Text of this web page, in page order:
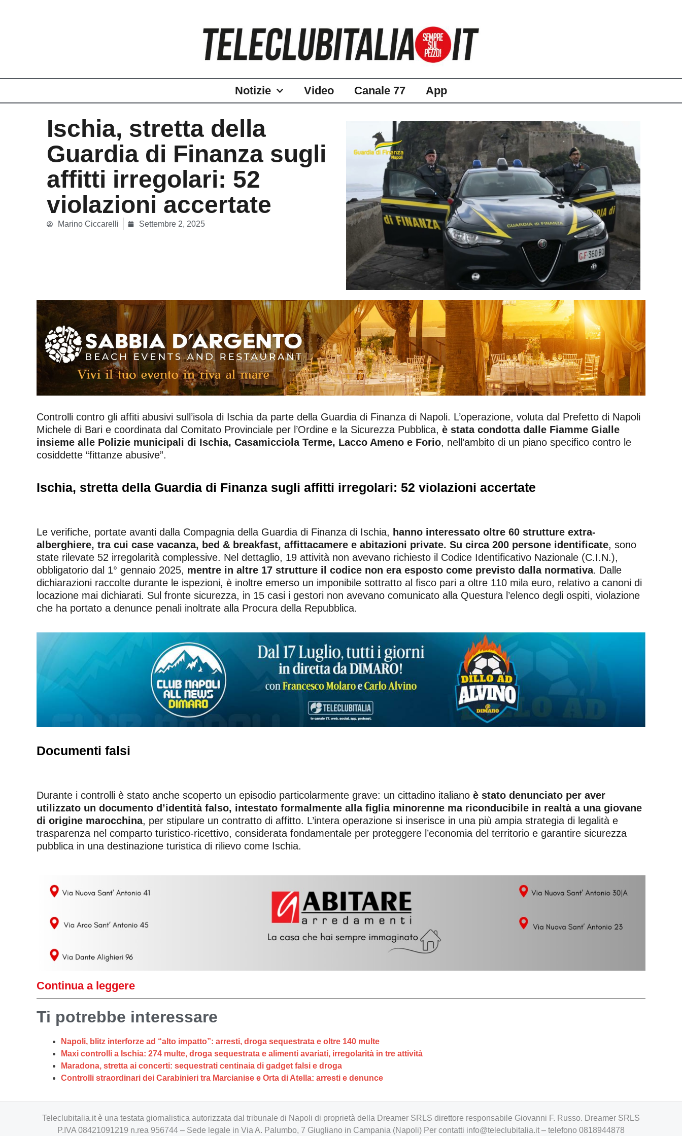
Notizie Video Canale 77 App
Ischia, stretta della
Guardia di Finanza sugli
affitti irregolari: 52
violazioni accertate
Marino Ciccarelli Settembre 2, 2025
Controlli contro gli affiti abusivi sull’isola di Ischia da parte della Guardia di Finanza di Napoli. L’operazione, voluta dal Prefetto di Napoli
Michele di Bari e coordinata dal Comitato Provinciale per l’Ordine e la Sicurezza Pubblica, è stata condotta dalle Fiamme Gialle
insieme alle Polizie municipali di Ischia, Casamicciola Terme, Lacco Ameno e Forio, nell’ambito di un piano specifico contro le
cosiddette “fittanze abusive”.
Ischia, stretta della Guardia di Finanza sugli affitti irregolari: 52 violazioni accertate
Le verifiche, portate avanti dalla Compagnia della Guardia di Finanza di Ischia, hanno interessato oltre 60 strutture extra-
alberghiere, tra cui case vacanza, bed & breakfast, affittacamere e abitazioni private. Su circa 200 persone identificate, sono
state rilevate 52 irregolarità complessive. Nel dettaglio, 19 attività non avevano richiesto il Codice Identificativo Nazionale (C.I.N.),
obbligatorio dal 1° gennaio 2025, mentre in altre 17 strutture il codice non era esposto come previsto dalla normativa. Dalle
dichiarazioni raccolte durante le ispezioni, è inoltre emerso un imponibile sottratto al fisco pari a oltre 110 mila euro, relativo a canoni di
locazione mai dichiarati. Sul fronte sicurezza, in 15 casi i gestori non avevano comunicato alla Questura l’elenco degli ospiti, violazione
che ha portato a denunce penali inoltrate alla Procura della Repubblica.
Documenti falsi
Durante i controlli è stato anche scoperto un episodio particolarmente grave: un cittadino italiano è stato denunciato per aver
utilizzato un documento d’identità falso, intestato formalmente alla figlia minorenne ma riconducibile in realtà a una giovane
di origine marocchina, per stipulare un contratto di affitto. L’intera operazione si inserisce in una più ampia strategia di legalità e
trasparenza nel comparto turistico-ricettivo, considerata fondamentale per proteggere l’economia del territorio e garantire sicurezza
pubblica in una destinazione turistica di rilievo come Ischia.
Continua a leggere
Ti potrebbe interessare
Napoli, blitz interforze ad “alto impatto”: arresti, droga sequestrata e oltre 140 multe
Maxi controlli a Ischia: 274 multe, droga sequestrata e alimenti avariati, irregolarità in tre attività
Maradona, stretta ai concerti: sequestrati centinaia di gadget falsi e droga
Controlli straordinari dei Carabinieri tra Marcianise e Orta di Atella: arresti e denunce
Teleclubitalia.it è una testata giornalistica autorizzata dal tribunale di Napoli di proprietà della Dreamer SRLS direttore responsabile Giovanni F. Russo. Dreamer SRLS
P.IVA 08421091219 n.rea 956744 – Sede legale in Via A. Palumbo, 7 Giugliano in Campania (Napoli) Per contatti info@teleclubitalia.it – telefono 0818944878